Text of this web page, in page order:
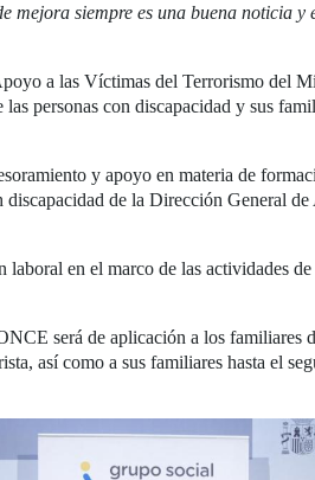
siempre es una buena noticia
a las Víctimas del Terrorismo del
personas con discapacidad y sus
y apoyo en materia de
de la Dirección General
en el marco de las actividades
será de aplicación a los familiares
así como a sus familiares hasta el